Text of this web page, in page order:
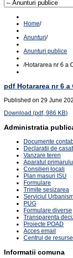
Home/
Anunturi/
Anunturi publice
/Hotararea nr 6 a
pdf Hotararea nr 6
Published on 29 June
Download (pdf, 986 KB)
Administratia
Documente
Declaratii de
Vanzare teren
Aparatul
Consilieri locali
Plan masuri ISU
Formulare
Trimite sesizarea
Serviciul
PUG
Formulare diverse
Transparenta
Proiecte POAD
Acces email
Centrul de
Informatii comuna